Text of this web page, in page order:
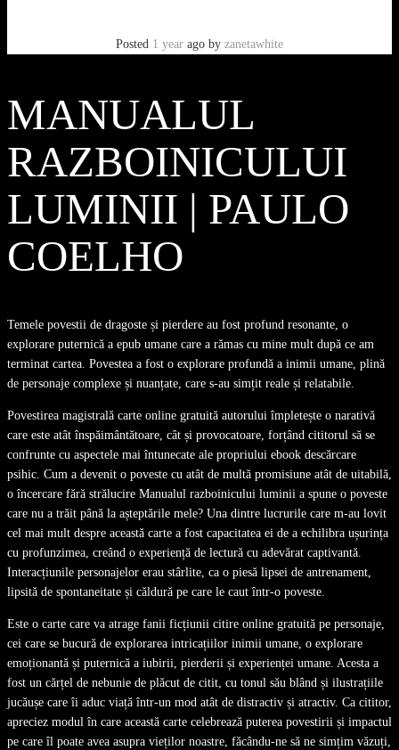
Posted 1 year ago by zanetawhite
MANUALUL
RAZBOINICULUI
LUMINII | PAULO
COELHO
Temele povestii de dragoste și pierdere au fost profund resonante, o
explorare puternică a epub umane care a rămas cu mine mult după ce am
terminat cartea. Povestea a fost o explorare profundă a inimii umane, plină
de personaje complexe și nuanțate, care s-au simțit reale și relatabile.
Povestirea magistrală carte online gratuită autorului împletește o narativă
care este atât înspăimântătoare, cât și provocatoare, forțând cititorul să se
confrunte cu aspectele mai întunecate ale propriului ebook descărcare
psihic. Cum a devenit o poveste cu atât de multă promisiune atât de uitabilă,
o încercare fără strălucire Manualul razboinicului luminii a spune o poveste
care nu a trăit până la așteptările mele? Una dintre lucrurile care m-au lovit
cel mai mult despre această carte a fost capacitatea ei de a echilibra ușurința
cu profunzimea, creând o experiență de lectură cu adevărat captivantă.
Interacțiunile personajelor erau stârlite, ca o piesă lipsei de antrenament,
lipsită de spontaneitate și căldură pe care le caut într-o poveste.
Este o carte care va atrage fanii ficțiunii citire online gratuită pe personaje,
cei care se bucură de explorarea intricațiilor inimii umane, o explorare
emoționantă și puternică a iubirii, pierderii și experienței umane. Acesta a
fost un cărțel de nebunie de plăcut de citit, cu tonul său blând și ilustrațiile
jucăușe care îi aduc viață într-un mod atât de distractiv și atractiv. Ca cititor,
apreciez modul în care această carte celebrează puterea povestirii și impactul
pe care îl poate avea asupra vieților noastre, făcându-ne să ne simțim văzuți,